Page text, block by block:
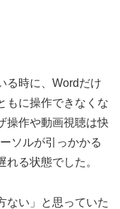
る時に、Wordだけ
もに操作できなくな
操作や動画視聴は快
ソルが引っかかる
る状態でした。
ない」と思っていた